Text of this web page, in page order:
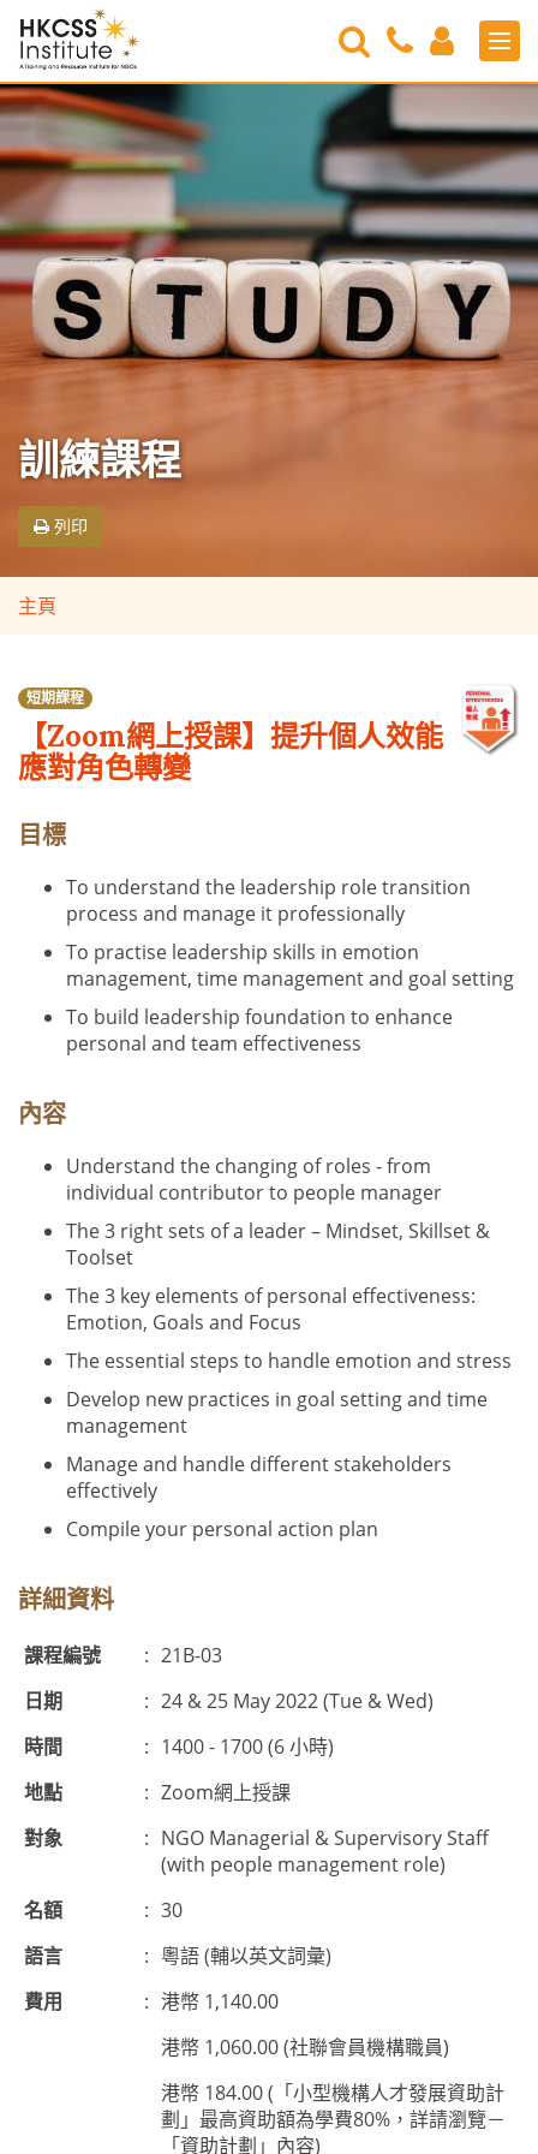
HKCSS
Institute
Search
Contact
Us
Login
訓練課程
列印
主頁
短期課程
【Zoom網上授課】提升個人效能
應對角色轉變
目標
To understand the leadership role transition
process and manage it professionally
To practise leadership skills in emotion
management, time management and goal setting
To build leadership foundation to enhance
personal and team effectiveness
內容
Understand the changing of roles - from
individual contributor to people manager
The 3 right sets of a leader – Mindset, Skillset &
Toolset
The 3 key elements of personal effectiveness:
Emotion, Goals and Focus
The essential steps to handle emotion and stress
Develop new practices in goal setting and time
management
Manage and handle different stakeholders
effectively
Compile your personal action plan
詳細資料
課程編號 : 21B-03
日期
: 24 & 25 May 2022 (Tue & Wed)
時間
: 1400 - 1700 (6 小時)
地點
: Zoom網上授課
對象
: NGO Managerial & Supervisory Staff
(with people management role)
名額
: 30
語言
: 粵語 (輔以英文詞彙)
費用
: 港幣 1,140.00
港幣 1,060.00 (社聯會員機構職員)
港幣 184.00 (「小型機構人才發展資助計
劃」最高資助額為學費80%，詳請瀏覽－
「資助計劃」內容)